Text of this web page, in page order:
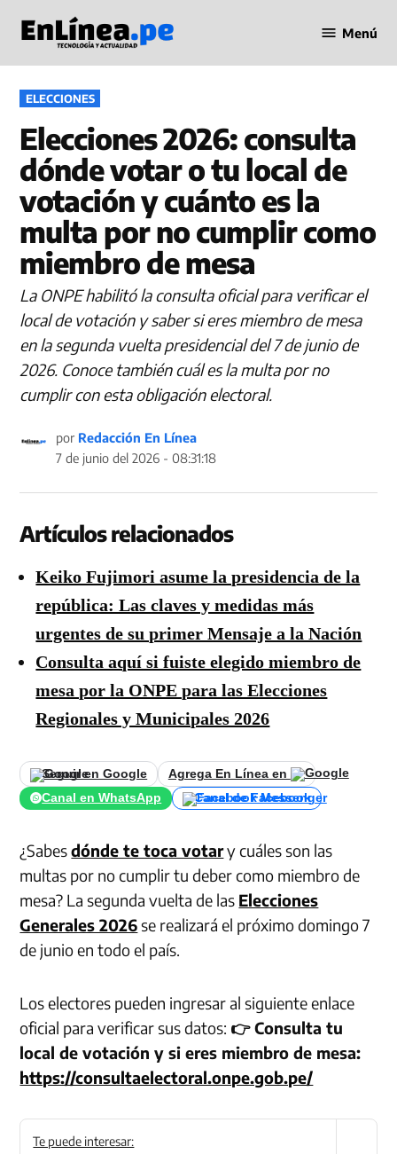
contenido
en Línea
Menú
PUBLICADO
EN
ELECCIONES
Elecciones 2026: consulta
dónde votar o tu local de
votación y cuánto es la
multa por no cumplir como
miembro de mesa
La ONPE habilitó la consulta oficial para verificar el
local de votación y saber si eres miembro de mesa
en la segunda vuelta presidencial del 7 de junio de
2026. Conoce también cuál es la multa por no
cumplir con esta obligación electoral.
por Redacción En Línea
7 de junio del 2026 - 08:31:18
Artículos relacionados
Keiko Fujimori asume la presidencia de la
república: Las claves y medidas más
urgentes de su primer Mensaje a la Nación
Consulta aquí si fuiste elegido miembro de
mesa por la ONPE para las Elecciones
Regionales y Municipales 2026
Seguir en Google
Agrega En Línea en
Canal en WhatsApp
Canal de Facebook
¿Sabesdónde te toca votary cuáles son las
multas por no cumplir tu deber como miembro de
mesa? La segunda vuelta de las Elecciones
Generales 2026se realizará el próximo domingo 7
de junio en todo el país.
Los electores pueden ingresar al siguiente enlace
oficial para verificar sus datos: 👉 Consulta tu
local de votación y si eres miembro de mesa:
https://consultaelectoral.onpe.gob.pe/
Te puede interesar: